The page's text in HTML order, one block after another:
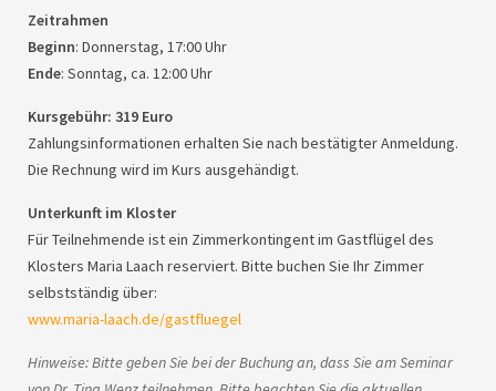
Zeitrahmen
Beginn: Donnerstag, 17:00 Uhr
Ende: Sonntag, ca. 12:00 Uhr
Kursgebühr: 319 Euro
Zahlungsinformationen erhalten Sie nach bestätigter Anmeldung.
Die Rechnung wird im Kurs ausgehändigt.
Unterkunft im Kloster
Für Teilnehmende ist ein Zimmerkontingent im Gastflügel des
Klosters Maria Laach reserviert. Bitte buchen Sie Ihr Zimmer
selbstständig über:
www.maria-laach.de/gastfluegel
Hinweise: Bitte geben Sie bei der Buchung an, dass Sie am Seminar